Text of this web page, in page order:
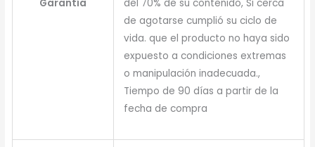
Garantía
del 70% de su contenido, Si cerca
de agotarse cumplió su ciclo de
vida. que el producto no haya sido
expuesto a condiciones extremas
o manipulación inadecuada.,
Tiempo de 90 días a partir de la
fecha de compra